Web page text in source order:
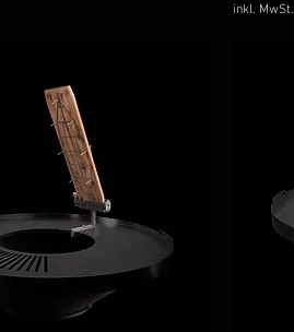
inkl. MwSt.